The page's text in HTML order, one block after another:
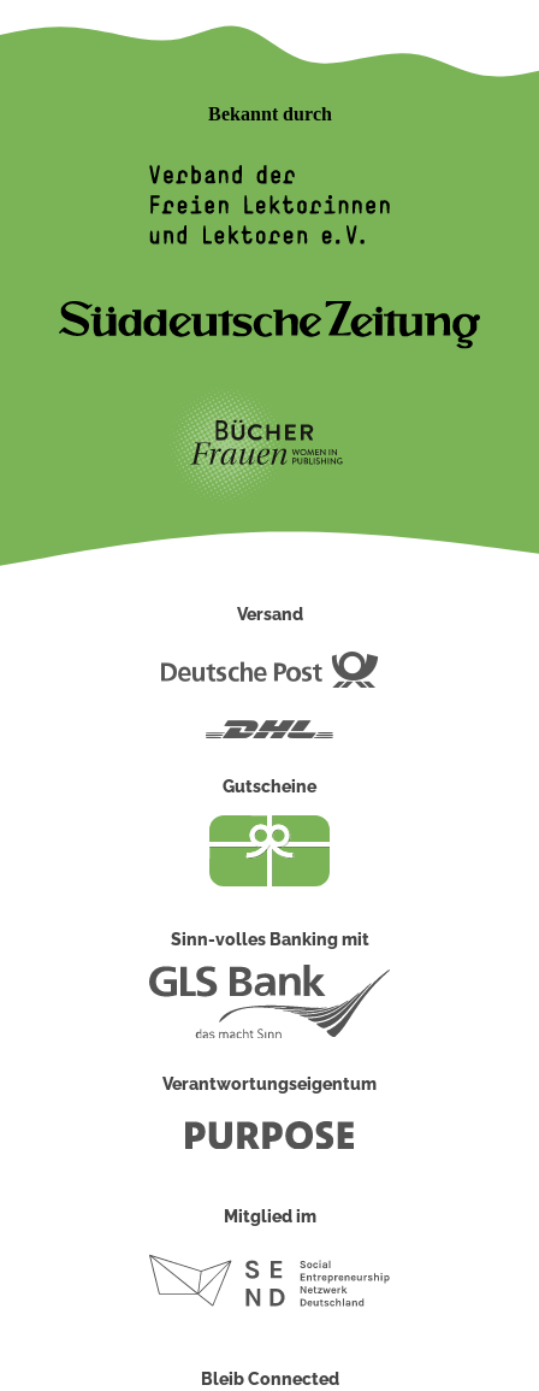
Bekannt durch
Versand
Gutscheine
Sinn-volles Banking mit
Verantwortungseigentum
Mitglied im
Bleib Connected